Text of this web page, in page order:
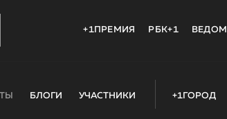
+1ПРЕМИЯ РБК+1
БЛОГИ УЧАСТНИКИ +1ГОРОД